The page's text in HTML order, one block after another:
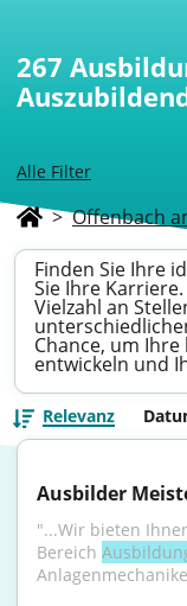
Alle Filter
267
> Offenbach
Finden Sie Ihre
Sie Ihre
Vielzahl an
Chance, um
entwickeln und
Relevanz
Ausbilder
"...Wir bieten
Bereich